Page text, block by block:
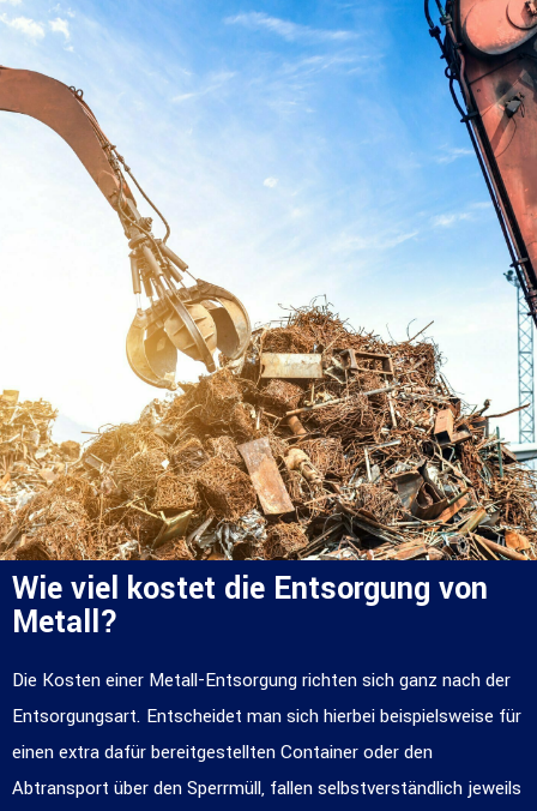
Wie viel kostet die Entsorgung von
Metall?
Die Kosten einer Metall-Entsorgung richten sich ganz nach der
Entsorgungsart. Entscheidet man sich hierbei beispielsweise für
einen extra dafür bereitgestellten Container oder den
Abtransport über den Sperrmüll, fallen selbstverständlich jeweils